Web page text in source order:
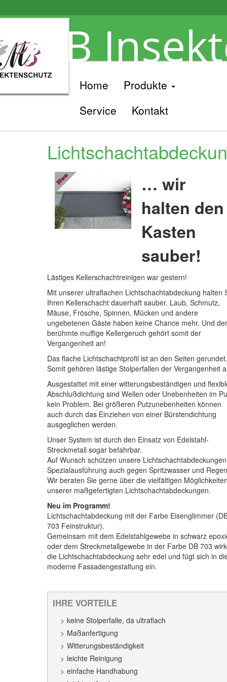
MB
Home
Produkte
Service
Kontakt
… wir
halten den
Kasten
sauber!
Lästiges Kellerschachtreinigen war gestern!
Mit unserer ultraflachen Lichtschachtabdeckung halten
Ihren Kellerschacht dauerhaft sauber. Laub, Schmutz,
Mäuse, Frösche, Spinnen, Mücken und andere
ungebetenen Gäste haben keine Chance mehr. Und
berühmte muffige Kellergeruch gehört somit der
Vergangenheit an!
Das flache Lichtschachtprofil ist an den Seiten
Somit gehören lästige Stolperfallen der Vergangenheit
Ausgestattet mit einer witterungsbeständigen und
Abschlußdichtung sind Wellen oder Unebenheiten im
kein Problem. Bei größeren Putzunebenheiten können
auch durch das Einziehen von einer Bürstendichtung
ausgeglichen werden.
Unser System ist durch den Einsatz von Edelstahl-
Streckmetall sogar befahrbar.
Auf Wunsch schützen unsere
Spezialausführung auch gegen Spritzwasser und
Wir beraten Sie gerne über die vielfältigen
unserer maßgefertigten Lichtschachtabdeckungen.
Neu im Programm!
Lichtschachtabdeckung mit der Farbe Eisenglimmer
703 Feinstruktur).
Gemeinsam mit dem Edelstahlgewebe in schwarz
oder dem Streckmetallgewebe in der Farbe DB 703
die Lichtschachtabdeckung sehr edel und fügt sich in
moderne Fassadengestaltung ein.
IHRE VORTEILE
keine Stolperfalle, da ultraflach
Maßanfertigung
Witterungsbeständigkeit
leichte Reinigung
einfache Handhabung